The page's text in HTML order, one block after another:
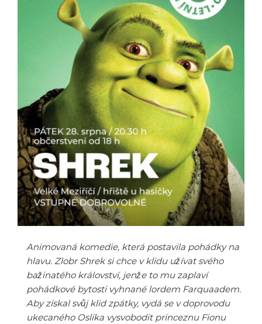
Animovaná komedie, která postavila pohádky na
hlavu. Zlobr Shrek si chce v klidu užívat svého
bažinatého království, jenže to mu zaplaví
pohádkové bytosti vyhnané lordem Farquaadem.
Aby získal svůj klid zpátky, vydá se v doprovodu
ukecaného Oslíka vysvobodit princeznu Fionu